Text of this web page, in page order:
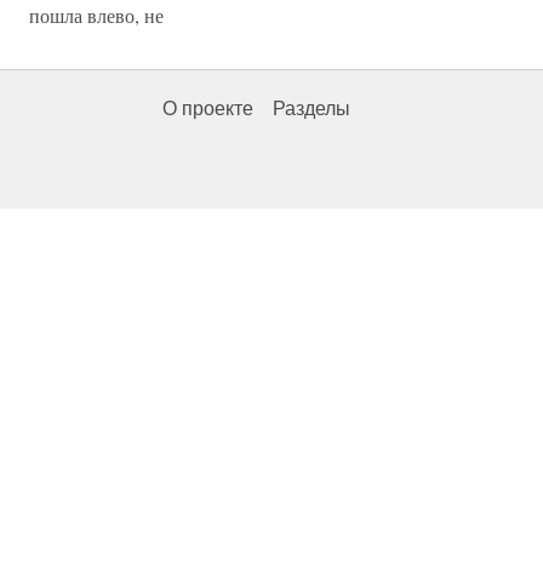
пошла влево, не
О проекте Разделы